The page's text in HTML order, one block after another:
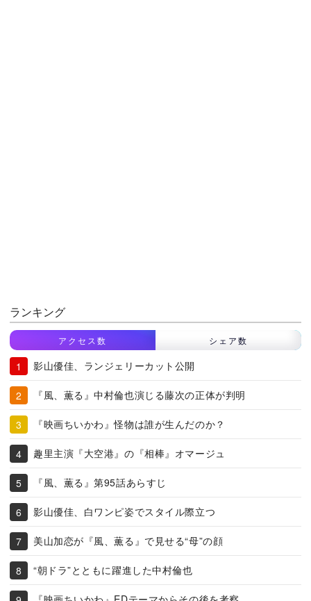
ランキング
アクセス数 シェア数
影山優佳、ランジェリーカット公開
『風、薫る』中村倫也演じる藤次の正体が判明
『映画ちいかわ』怪物は誰が生んだのか？
趣里主演『大空港』の『相棒』オマージュ
『風、薫る』第95話あらすじ
影山優佳、白ワンピ姿でスタイル際立つ
美山加恋が『風、薫る』で見せる“母”の顔
“朝ドラ”とともに躍進した中村倫也